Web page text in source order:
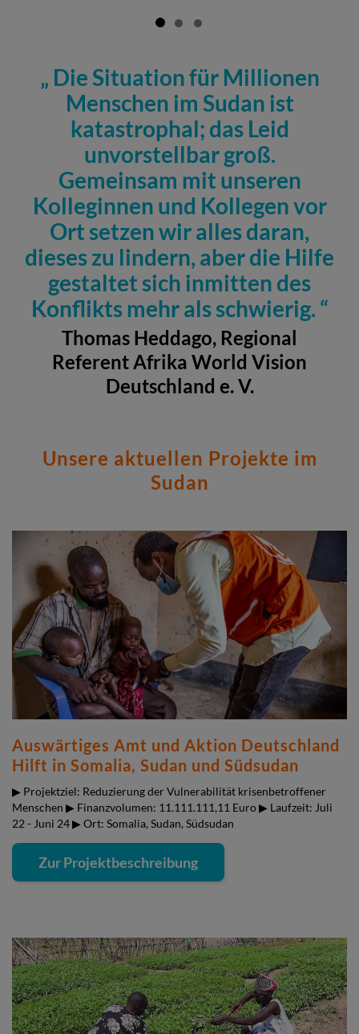
Die Situation für Millionen
Menschen im Sudan ist
katastrophal; das Leid
unvorstellbar groß.
Gemeinsam mit unseren
Kolleginnen und Kollegen vor
Ort setzen wir alles daran,
dieses zu lindern, aber die Hilfe
gestaltet sich inmitten des
Konflikts mehr als schwierig.
Thomas Heddago, Regional
Referent Afrika World Vision
Deutschland e. V.
Unsere aktuellen Projekte im
Sudan
Auswärtiges Amt und Aktion Deutschland
Hilft in Somalia, Sudan und Südsudan
▶ Projektziel: Reduzierung der Vulnerabilität krisenbetroffener
Menschen ▶ Finanzvolumen: 11.111.111,11 Euro ▶ Laufzeit: Juli
22 - Juni 24 ▶ Ort: Somalia, Sudan, Südsudan
Zur Projektbeschreibung